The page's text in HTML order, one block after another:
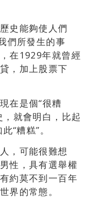
史能夠使人們
們所發生的事
在1929年就曾經
， 加上股票下
在是個“很糟
，就會明白，比起
“糟糕”。
，可能很難想
性，具有選舉權
約莫不到一百年
界的常態。